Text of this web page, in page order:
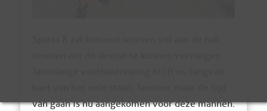
van gaan is nu aangekomen voor deze mannen.